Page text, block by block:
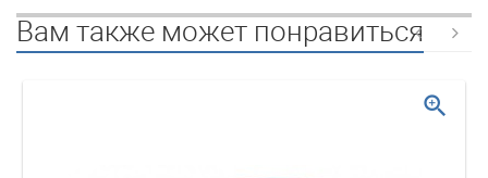
Вам также может понравиться
zoom_in